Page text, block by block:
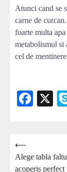
Atunci cand se
carne de
foarte multa
metabolismul si
cel de
X
Navigare
în
⟵
Alege tabla
acoperis perfect